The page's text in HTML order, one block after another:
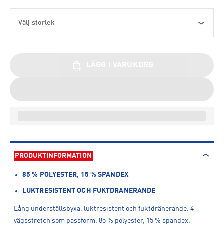
Välj storlek
PRODUKTINFORMATION
85 % POLYESTER, 15 % SPANDEX
LUKTRESISTENT OCH FUKTDRÄNERANDE
Lång underställsbyxa, luktresistent och fuktdränerande. 4-
vägsstretch som passform. 85 % polyester, 15 % spandex.